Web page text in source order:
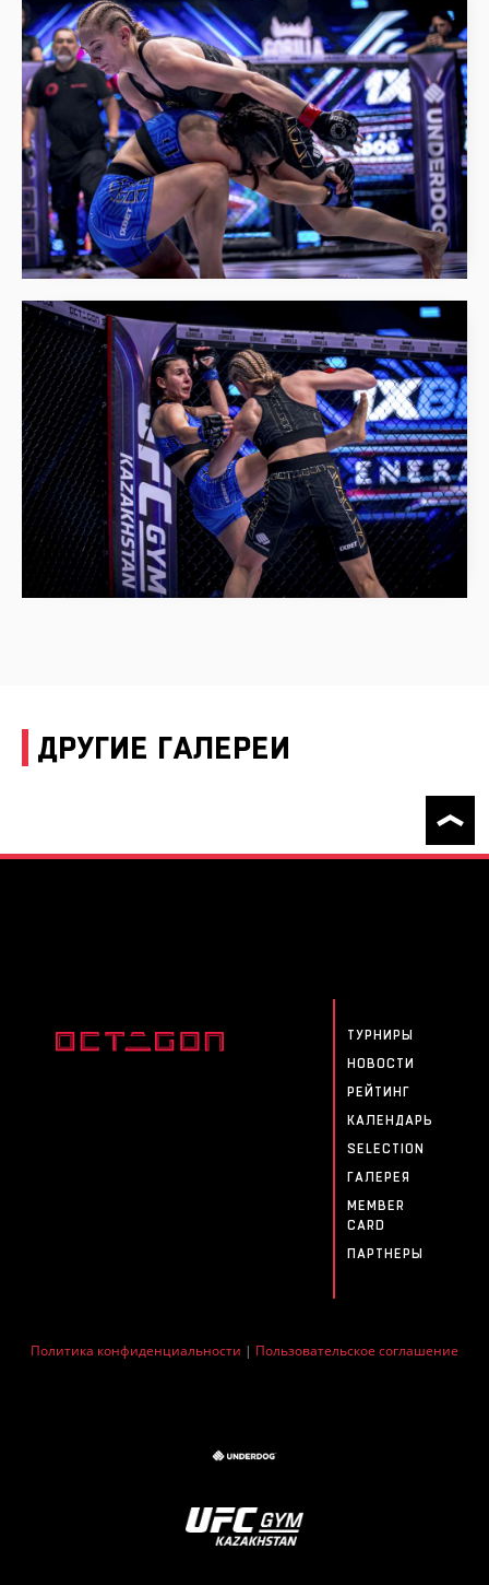
ДРУГИЕ ГАЛЕРЕИ
ТУРНИРЫ
НОВОСТИ
РЕЙТИНГ
КАЛЕНДАРЬ
SELECTION
ГАЛЕРЕЯ
MEMBER
CARD
ПАРТНЕРЫ
Политика конфиденциальности | Пользовательское соглашение